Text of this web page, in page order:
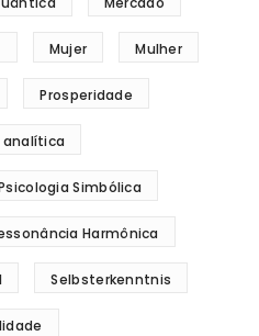
Mujer Mulher
Prosperidade
analítica
Simbólica
Harmônica
Selbsterkenntnis